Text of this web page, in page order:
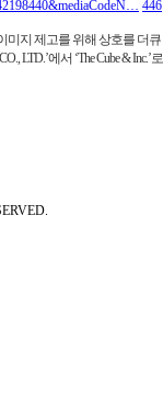
446
미지 제고를 위해 상호를 더큐
LTD.’에서 ‘The Cube & Inc.’로